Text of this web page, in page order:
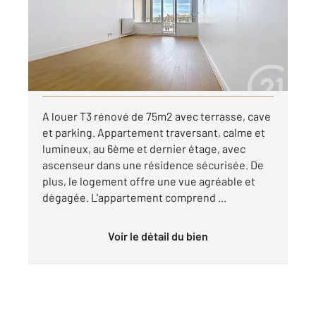
Appartement F3 à louer
750 €
par mois charges comprises
A louer T3 rénové de 75m2 avec terrasse, cave
et parking. Appartement traversant, calme et
lumineux, au 6ème et dernier étage, avec
ascenseur dans une résidence sécurisée. De
plus, le logement offre une vue agréable et
dégagée. L'appartement comprend ...
Voir le détail du bien